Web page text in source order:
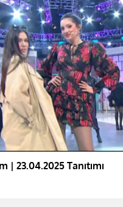
| 23.04.2025 Tanıtımı